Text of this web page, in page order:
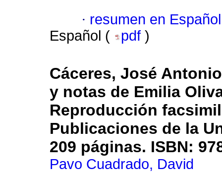
· resumen en Español
Español (
pdf )
Cáceres, José
y notas de Emilia
Reproducción
Publicaciones de la
209 páginas. ISBN:
Pavo Cuadrado, David